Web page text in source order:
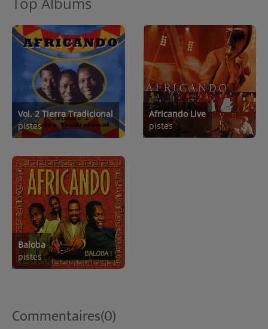
Vol. 2 Tierra Tradicional
pistes
Africando Live
pistes
Baloba
pistes
Commentaires(0)